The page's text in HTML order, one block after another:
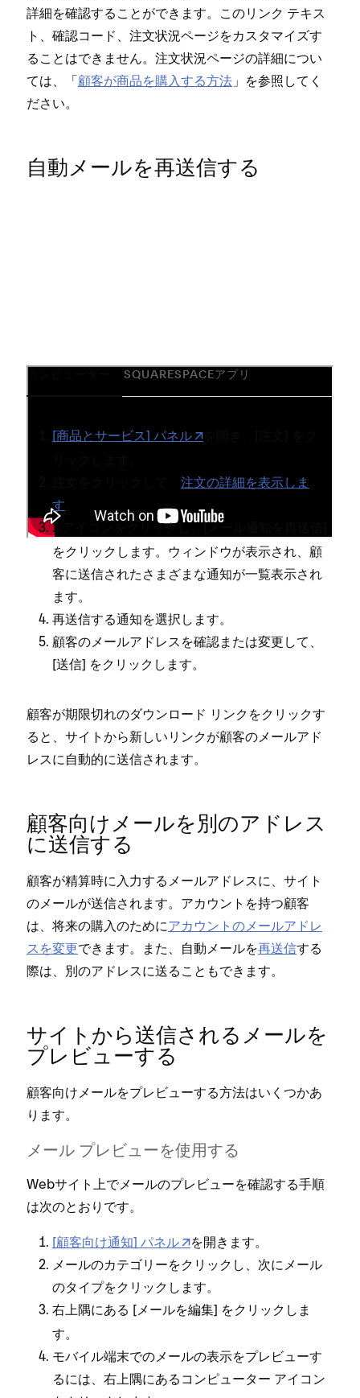
詳細を確認することができます⁠。このリンク テキス
ト⁠、確認コ⁠ード⁠、注文状況ペ⁠ージをカスタマイズす
ることはできません⁠。注文状況ペ⁠ージの詳細につい
ては⁠、「⁠顧客が商品を購入する方法 ⁠」を参照してく
ださい⁠。
自動メ⁠ールを再送信する
SQUARESPACEアプリ
[⁠⁠⁠商品とサ⁠⁠⁠ービス⁠⁠⁠] パネル
注文の詳細を表示しま
す
⁠⁠⁠.⁠⁠⁠.⁠⁠⁠. アイコンをクリ⁠⁠⁠ックし⁠⁠⁠、[⁠⁠⁠
をクリ⁠⁠⁠ックします⁠⁠⁠。ウ⁠⁠⁠ィンドウが表示され⁠⁠⁠、顧
客に送信されたさまざまな通知が一覧表示され
ます⁠⁠⁠。
再送信する通知を選択します⁠⁠⁠。
顧客のメ⁠⁠⁠ールアドレスを確認または変更して⁠⁠⁠、
[⁠⁠⁠送信⁠⁠⁠] をクリ⁠⁠⁠ックします⁠⁠⁠。
顧客が期限切れのダウンロ⁠ード リンクをクリ⁠ックす
ると⁠、サイトから新しいリンクが顧客のメ⁠ールアド
レスに自動的に送信されます⁠。
顧客向けメ⁠ールを別のアドレス
に送信する
顧客が精算時に入力するメ⁠ールアドレスに⁠、サイト
のメ⁠ールが送信されます⁠。アカウントを持つ顧客
は⁠、将来の購入のためにアカウントのメ⁠ールアドレ
スを変更できます⁠。また⁠、自動メ⁠ールを再送信する
際は⁠、別のアドレスに送ることもできます⁠。
サイトから送信されるメ⁠ールを
プレビ⁠ュ⁠ーする
顧客向けメ⁠ールをプレビ⁠ュ⁠ーする方法はいくつかあ
ります⁠。
メ⁠ール プレビ⁠ュ⁠ーを使用する
Webサイト上でメ⁠ールのプレビ⁠ュ⁠ーを確認する手順
は次のとおりです⁠。
[⁠顧客向け通知⁠] パネル
を開きます⁠。
メ⁠ールのカテゴリ⁠ーをクリ⁠ックし⁠、次にメ⁠ール
のタイプをクリ⁠ックします⁠。
右上隅にある [⁠メ⁠ールを編集⁠] をクリ⁠ックしま
す⁠。
モバイル端末でのメ⁠ールの表示をプレビ⁠ュ⁠ーす
るには⁠、右上隅にあるコンピ⁠ュ⁠ータ⁠ー アイコン